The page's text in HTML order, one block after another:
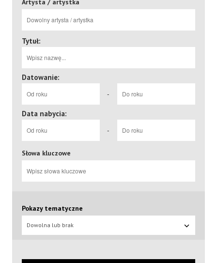
Artysta / artystka
Tytuł:
Datowanie:
-
Data nabycia:
-
Słowa kluczowe
Pokazy tematyczne
Dowolna lub brak